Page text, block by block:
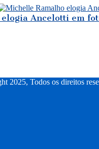
Ancelotti em
2025, Todos os direitos